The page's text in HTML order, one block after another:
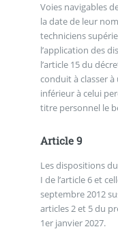
Voies navigables
la date de leur
techniciens
l’application des
l’article 15 du
conduit à classer
inférieur à celui
titre personnel le
Article 9
Les dispositions
I de l’article 6 et
septembre 2012
articles 2 et 5 du
1er janvier 2027.